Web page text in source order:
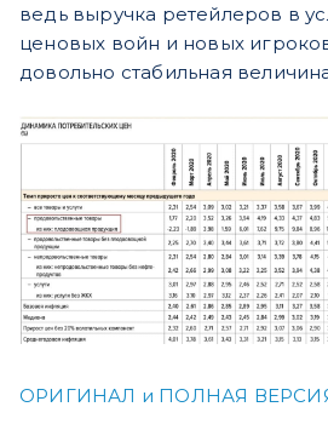
ведь выручка ретейлеров в
ценовых войн и новых
довольно стабильная
ОРИГИНАЛ и ПОЛНАЯ